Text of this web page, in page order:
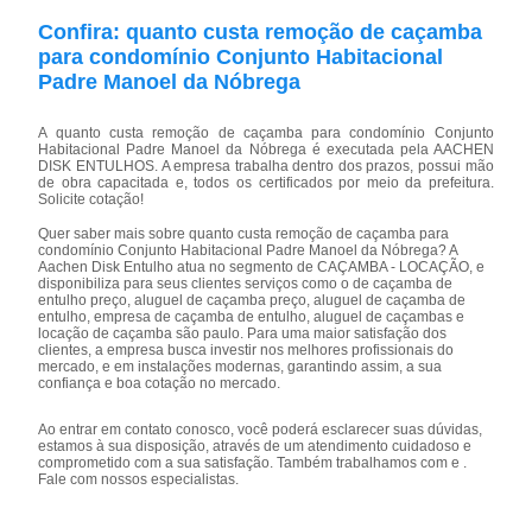
Confira: quanto custa remoção de caçamba
para condomínio Conjunto Habitacional
Padre Manoel da Nóbrega
A quanto custa remoção de caçamba para condomínio Conjunto
Habitacional Padre Manoel da Nóbrega é executada pela AACHEN
DISK ENTULHOS. A empresa trabalha dentro dos prazos, possui mão
de obra capacitada e, todos os certificados por meio da prefeitura.
Solicite cotação!
Quer saber mais sobre quanto custa remoção de caçamba para
condomínio Conjunto Habitacional Padre Manoel da Nóbrega? A
Aachen Disk Entulho atua no segmento de CAÇAMBA - LOCAÇÃO, e
disponibiliza para seus clientes serviços como o de caçamba de
entulho preço, aluguel de caçamba preço, aluguel de caçamba de
entulho, empresa de caçamba de entulho, aluguel de caçambas e
locação de caçamba são paulo. Para uma maior satisfação dos
clientes, a empresa busca investir nos melhores profissionais do
mercado, e em instalações modernas, garantindo assim, a sua
confiança e boa cotação no mercado.
Ao entrar em contato conosco, você poderá esclarecer suas dúvidas,
estamos à sua disposição, através de um atendimento cuidadoso e
comprometido com a sua satisfação. Também trabalhamos com e .
Fale com nossos especialistas.